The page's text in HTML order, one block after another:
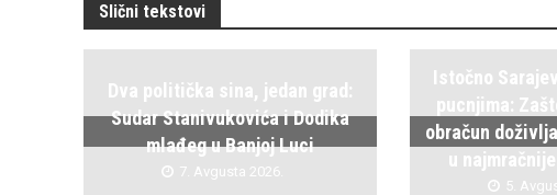
Slični tekstovi
Dva politička sina, jedan grad:
Sudar Stanivukovića i Dodika
mlađeg u Banjoj Luci
7. Avgusta 2026.
Istočno
pucnjima:
obračun
u
5.